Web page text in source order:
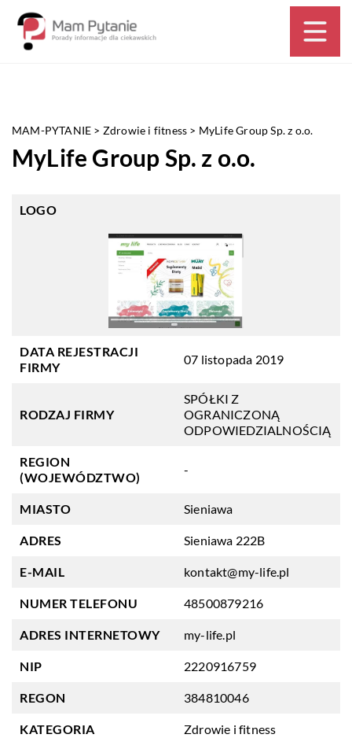
MAM-PYTANIE > Zdrowie i fitness > MyLife Group Sp. z o.o.
MyLife Group Sp. z o.o.
LOGO
DATA REJESTRACJI
FIRMY
07 listopada 2019
RODZAJ FIRMY
SPÓŁKI Z
OGRANICZONĄ
ODPOWIEDZIALNOŚCIĄ
REGION
(WOJEWÓDZTWO)
-
MIASTO Sieniawa
ADRES Sieniawa 222B
E-MAIL kontakt@my-life.pl
NUMER TELEFONU 48500879216
ADRES INTERNETOWY my-life.pl
NIP 2220916759
REGON 384810046
KATEGORIA Zdrowie i fitness